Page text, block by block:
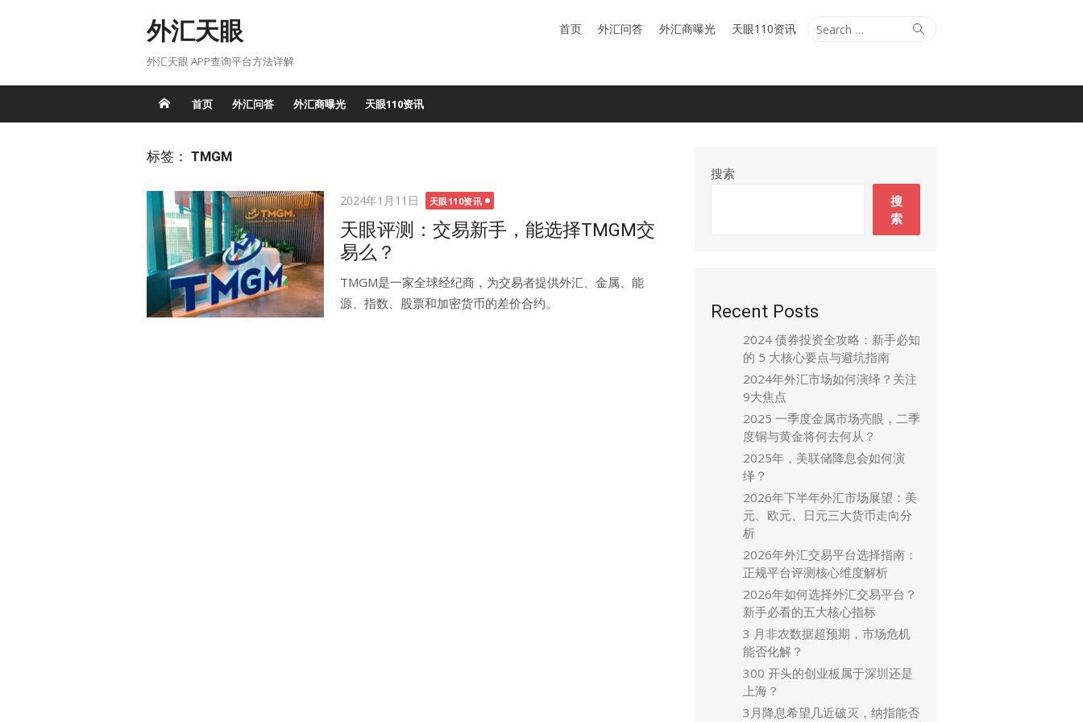
外汇天眼
外汇天眼 APP查询平台方法详解
Search
Search
首页 外汇问答 外汇商曝光 天眼110资讯
首页 外汇问答 外汇商曝光 天眼110资讯
标签： TMGM
Posted
on
2024年1月11日 天眼110资讯
天眼评测：交易新手，能选择TMGM交
易么？
TMGM是一家全球经纪商，为交易者提供外汇、金属、能
源、指数、股票和加密货币的差价合约。
搜索
搜
索
Recent Posts
2024 债券投资全攻略：新手必知
的 5 大核心要点与避坑指南
2024年外汇市场如何演绎？关注
9大焦点
2025 一季度金属市场亮眼，二季
度铜与黄金将何去何从？
2025年，美联储降息会如何演
绎？
2026年下半年外汇市场展望：美
元、欧元、日元三大货币走向分
析
2026年外汇交易平台选择指南：
正规平台评测核心维度解析
2026年如何选择外汇交易平台？
新手必看的五大核心指标
3 月非农数据超预期，市场危机
能否化解？
300 开头的创业板属于深圳还是
上海？
3月降息希望几近破灭，纳指能否